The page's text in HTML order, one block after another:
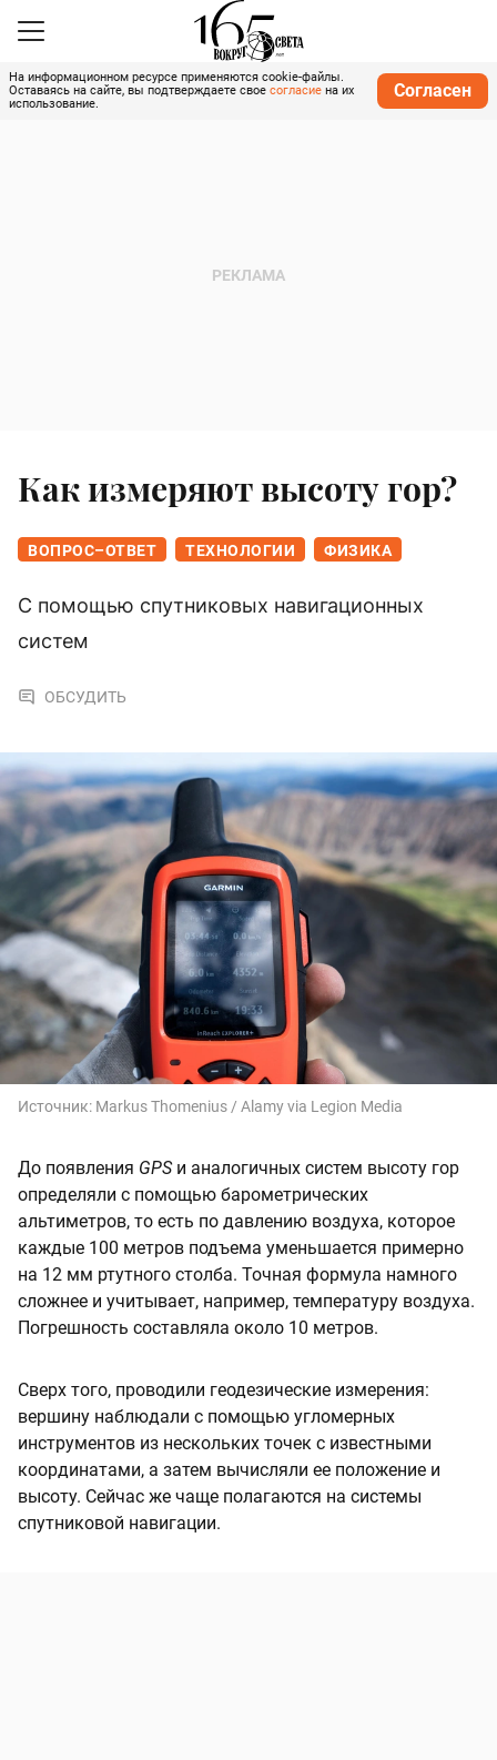
На информационном ресурсе применяются cookie-файлы.
Оставаясь на сайте, вы подтверждаете свое согласие на их
использование.
Согласен
Как измеряют высоту гор?
ВОПРОС–ОТВЕТ ТЕХНОЛОГИИ ФИЗИКА
С помощью спутниковых навигационных
систем
ОБСУДИТЬ
Источник: Markus Thomenius / Alamy via Legion Media
До появления GPS и аналогичных систем высоту гор
определяли с помощью барометрических
альтиметров, то есть по давлению воздуха, которое
каждые 100 метров подъема уменьшается примерно
на 12 мм ртутного столба. Точная формула намного
сложнее и учитывает, например, температуру воздуха.
Погрешность составляла около 10 метров.
Сверх того, проводили геодезические измерения:
вершину наблюдали с помощью угломерных
инструментов из нескольких точек с известными
координатами, а затем вычисляли ее положение и
высоту. Сейчас же чаще полагаются на системы
спутниковой навигации.